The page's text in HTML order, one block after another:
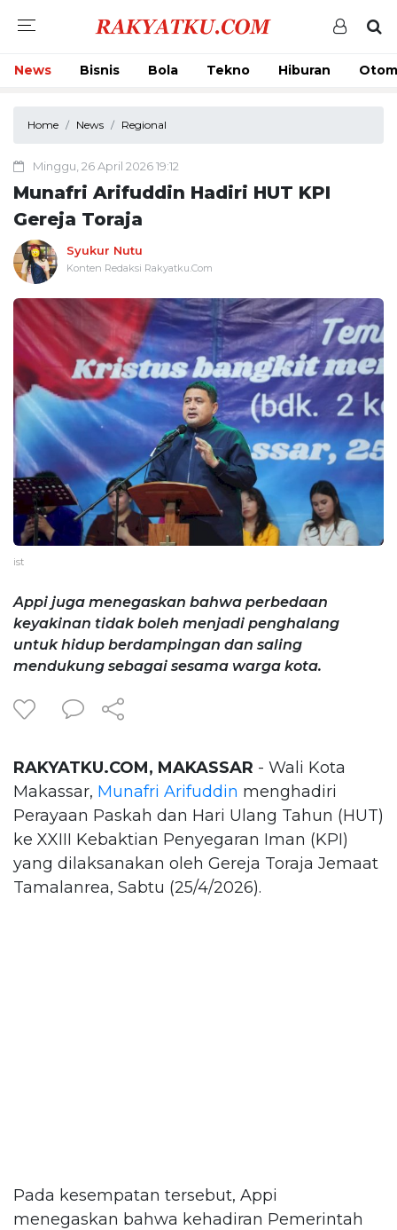
News Bisnis Bola Tekno Hiburan
Home News Regional
Minggu, 26 April 2026 19:12
Munafri Arifuddin Hadiri HUT KPI
Gereja Toraja
Syukur Nutu
Konten Redaksi Rakyatku.Com
ist
Appi juga menegaskan bahwa perbedaan
keyakinan tidak boleh menjadi penghalang
untuk hidup berdampingan dan saling
mendukung sebagai sesama warga kota.
RAKYATKU.COM, MAKASSAR - Wali Kota
Makassar, Munafri Arifuddin menghadiri
Perayaan Paskah dan Hari Ulang Tahun (HUT)
ke XXIII Kebaktian Penyegaran Iman (KPI)
yang dilaksanakan oleh Gereja Toraja Jemaat
Tamalanrea, Sabtu (25/4/2026).
Pada kesempatan tersebut, Appi
menegaskan bahwa kehadiran Pemerintah